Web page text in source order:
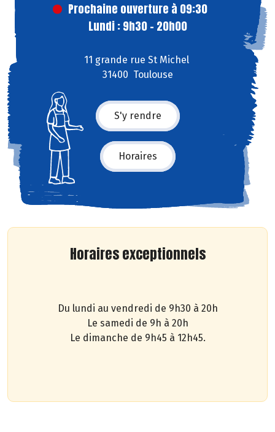
Prochaine ouverture à 09:30
Lundi : 9h30 - 20h00
11 grande rue St Michel
31400 Toulouse
S'y rendre
Horaires
Horaires exceptionnels
Du lundi au vendredi de 9h30 à 20h
Le samedi de 9h à 20h
Le dimanche de 9h45 à 12h45.